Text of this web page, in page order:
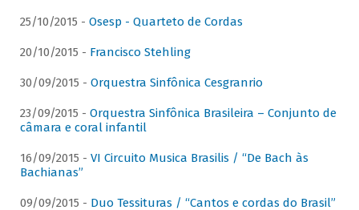
25/10/2015 - Osesp - Quarteto de Cordas
20/10/2015 - Francisco Stehling
30/09/2015 - Orquestra Sinfônica Cesgranrio
23/09/2015 - Orquestra Sinfônica Brasileira – Conjunto de
câmara e coral infantil
16/09/2015 - VI Circuito Musica Brasilis / “De Bach às
Bachianas”
09/09/2015 - Duo Tessituras / “Cantos e cordas do Brasil”